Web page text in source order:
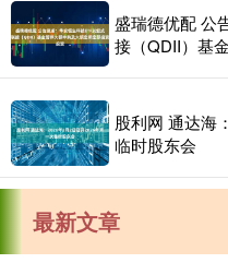
盛瑞德优配 公
接（QDII）基
股利网 通达海
临时股东会
最新文章